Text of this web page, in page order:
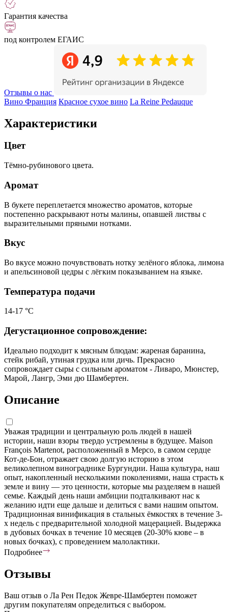
Гарантия качества
под контролем ЕГАИС
Отзывы о нас
Вино Франция Красное сухое вино La Reine Pedauque
Характеристики
Цвет
Тёмно-рубинового цвета.
Аромат
В букете переплетается множество ароматов, которые
постепенно раскрывают ноты малины, опавшей листвы с
выразительными пряными нотками.
Вкус
Во вкусе можно почувствовать нотку зелёного яблока, лимона
и апельсиновой цедры с лёгким показыванием на языке.
Температура подачи
14-17 °С
Дегустационное сопровождение:
Идеально подходит к мясным блюдам: жареная баранина,
стейк рибай, утиная грудка или дичь. Прекрасно
сопровождает сыры с сильным ароматом - Ливаро, Мюнстер,
Марой, Лангр, Эми дю Шамбертен.
Описание
Уважая традиции и центральную роль людей в нашей
истории, наши взоры твердо устремлены в будущее. Maison
François Martenot, расположенный в Мерсо, в самом сердце
Кот-де-Бон, отражает свою долгую историю в этом
великолепном винограднике Бургундии. Наша культура, наш
опыт, накопленный несколькими поколениями, наша страсть к
земле и вину — это ценности, которые мы разделяем в нашей
семье. Каждый день наши амбиции подталкивают нас к
желанию идти еще дальше и делиться с вами нашим опытом.
Традиционная винификация в стальных ёмкостях в течение 3-
х недель с предварительной холодной мацерацией. Выдержка
в дубовых бочках в течение 10 месяцев (20-30% кюве – в
новых бочках), с проведением малолактики.
Подробнее
Отзывы
Ваш отзыв о Ла Рен Педок Жевре-Шамбертен поможет
другим покупателям определиться с выбором.